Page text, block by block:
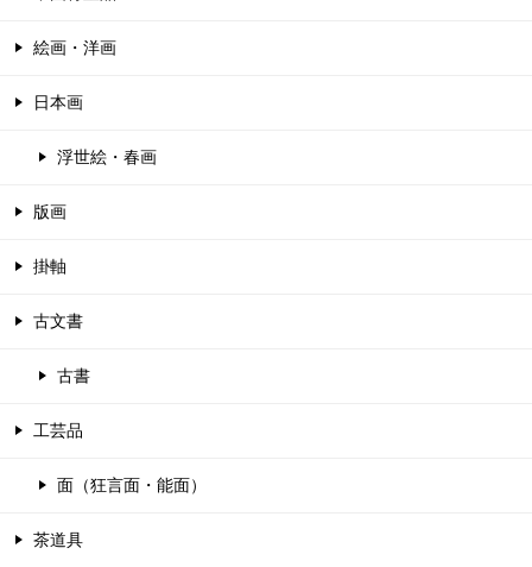
絵画・洋画
日本画
浮世絵・春画
版画
掛軸
古文書
古書
工芸品
面（狂言面・能面）
茶道具